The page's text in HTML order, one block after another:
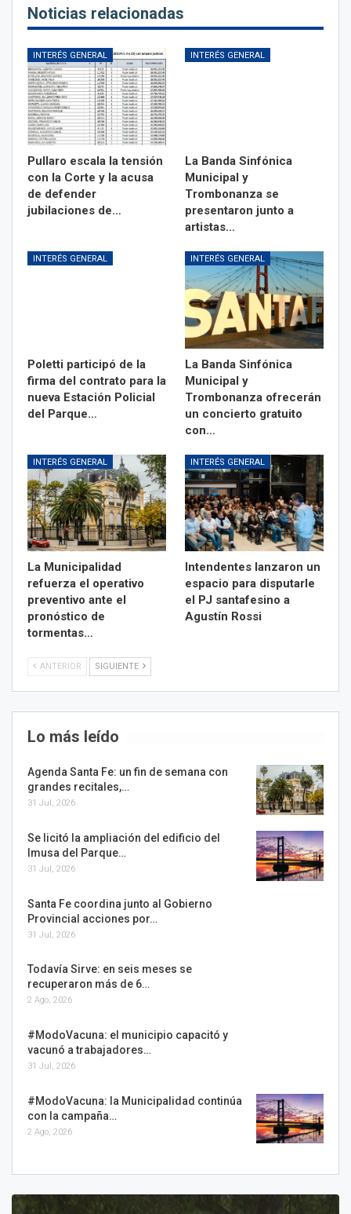
Noticias relacionadas
INTERÉS GENERAL
Pullaro escala la tensión
con la Corte y la acusa
de defender
jubilaciones de…
INTERÉS GENERAL
La Banda Sinfónica
Municipal y
Trombonanza se
presentaron junto a
artistas…
INTERÉS GENERAL
Poletti participó de la
firma del contrato para la
nueva Estación Policial
del Parque…
INTERÉS GENERAL
La Banda Sinfónica
Municipal y
Trombonanza ofrecerán
un concierto gratuito
con…
INTERÉS GENERAL
La Municipalidad
refuerza el operativo
preventivo ante el
pronóstico de
tormentas…
INTERÉS GENERAL
Intendentes lanzaron un
espacio para disputarle
el PJ santafesino a
Agustín Rossi
ANTERIOR SIGUIENTE
Lo más leído
Agenda Santa Fe: un fin de semana con
grandes recitales,…
31 Jul, 2026
Se licitó la ampliación del edificio del
Imusa del Parque…
31 Jul, 2026
Santa Fe coordina junto al Gobierno
Provincial acciones por…
31 Jul, 2026
Todavía Sirve: en seis meses se
recuperaron más de 6…
2 Ago, 2026
#ModoVacuna: el municipio capacitó y
vacunó a trabajadores…
31 Jul, 2026
#ModoVacuna: la Municipalidad continúa
con la campaña…
2 Ago, 2026